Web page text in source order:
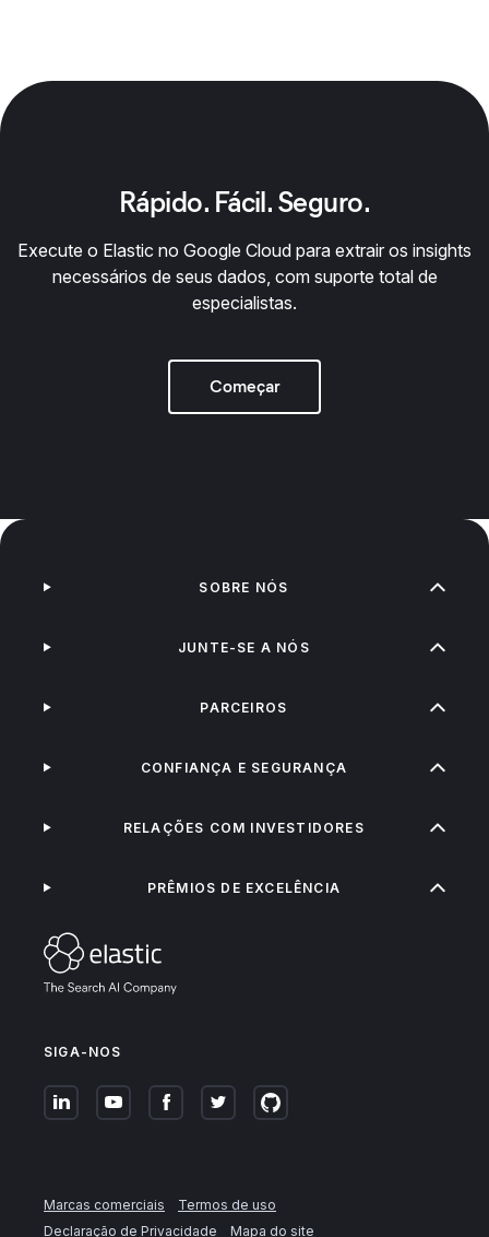
Rápido. Fácil. Seguro.
Execute o Elastic no Google Cloud para extrair os insights
necessários de seus dados, com suporte total de
especialistas.
Começar
SIGA-NOS
SOBRE NÓS
JUNTE-SE A NÓS
PARCEIROS
CONFIANÇA E SEGURANÇA
RELAÇÕES COM INVESTIDORES
PRÊMIOS DE EXCELÊNCIA
Marcas comerciais
Termos de uso
Declaração de Privacidade
Mapa do site